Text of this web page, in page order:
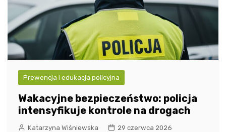
Prewencja i edukacja policyjna
Wakacyjne bezpieczeństwo: policja
intensyfikuje kontrole na drogach
Katarzyna Wiśniewska 29 czerwca 2026